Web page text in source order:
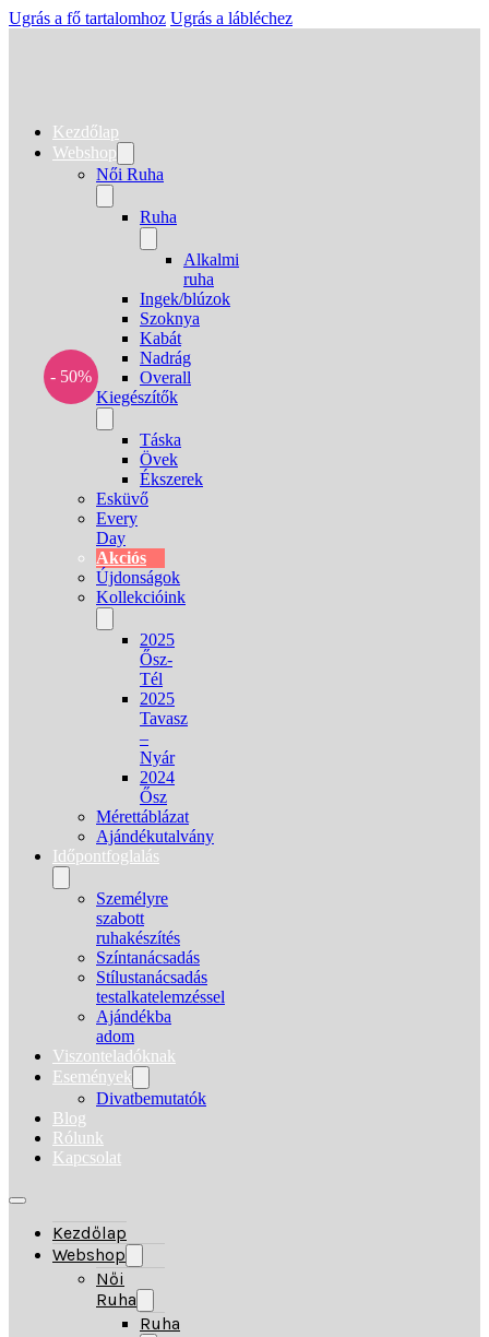
Ugrás a fő tartalomhoz Ugrás a lábléchez
Kezdőlap
Webshop
Női Ruha
Ruha
Alkalmi
ruha
Ingek/blúzok
Szoknya
Kabát
Nadrág
Overall
Kiegészítők
Táska
Övek
Ékszerek
Esküvő
Every
Day
Akciós
Újdonságok
Kollekcióink
2025
Ősz-
Tél
2025
Tavasz
–
Nyár
2024
Ősz
Mérettáblázat
Ajándékutalvány
Időpontfoglalás
Személyre
szabott
ruhakészítés
Színtanácsadás
Stílustanácsadás
testalkatelemzéssel
Ajándékba
adom
Viszonteladóknak
Események
Divatbemutatók
Blog
Rólunk
Kapcsolat
Kezdőlap
Webshop
Női
Ruha
Ruha
- 50%